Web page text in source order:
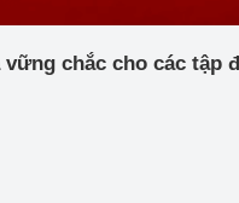
chắc cho các tập